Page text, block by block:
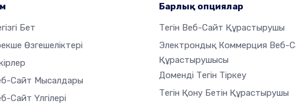
Бет
Өзгешеліктері
Сайт Мысалдары
Сайт Үлгілері
Барлық опциялар
Тегін Веб-Сайт Құрастырушы
Электрондық Коммерция Веб-
Құрастырушысы
Доменді Тегін Тіркеу
Тегін Қону Бетін Құрастырушы